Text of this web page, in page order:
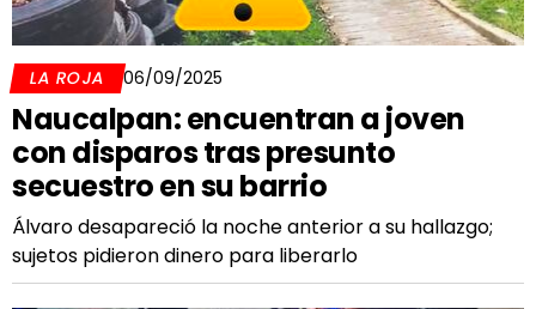
LA ROJA 06/09/2025
Naucalpan: encuentran a joven
con disparos tras presunto
secuestro en su barrio
Álvaro desapareció la noche anterior a su hallazgo;
sujetos pidieron dinero para liberarlo